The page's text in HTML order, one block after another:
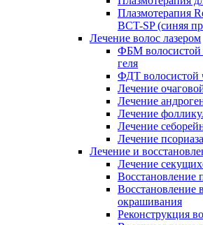
Плазмотерапия
BCT-SP (синяя
Лечение волос лазером
ФБМ волосистой
геля
ФДТ волосистой
Лечение
Лечение
Лечение
Лечение
Лечение псориаза
Лечение и
Лечение
Восстановление
Восстановление
окрашивания
Реконструкция